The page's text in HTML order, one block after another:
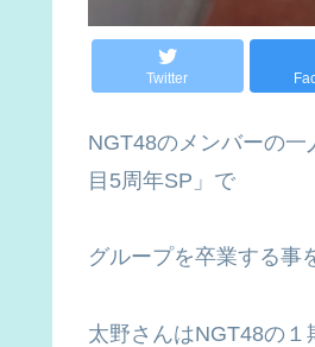
Twitter
NGT48のメンバーの
目5周年SP」で
グループを卒業する事
太野さんはNGT48の